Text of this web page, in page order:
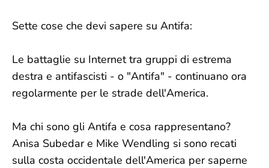
Sette cose che devi sapere su Antifa:
Le battaglie su Internet tra gruppi di estrema
destra e antifascisti - o "Antifa" - continuano ora
regolarmente per le strade dell'America.
Ma chi sono gli Antifa e cosa rappresentano?
Anisa Subedar e Mike Wendling si sono recati
sulla costa occidentale dell'America per saperne